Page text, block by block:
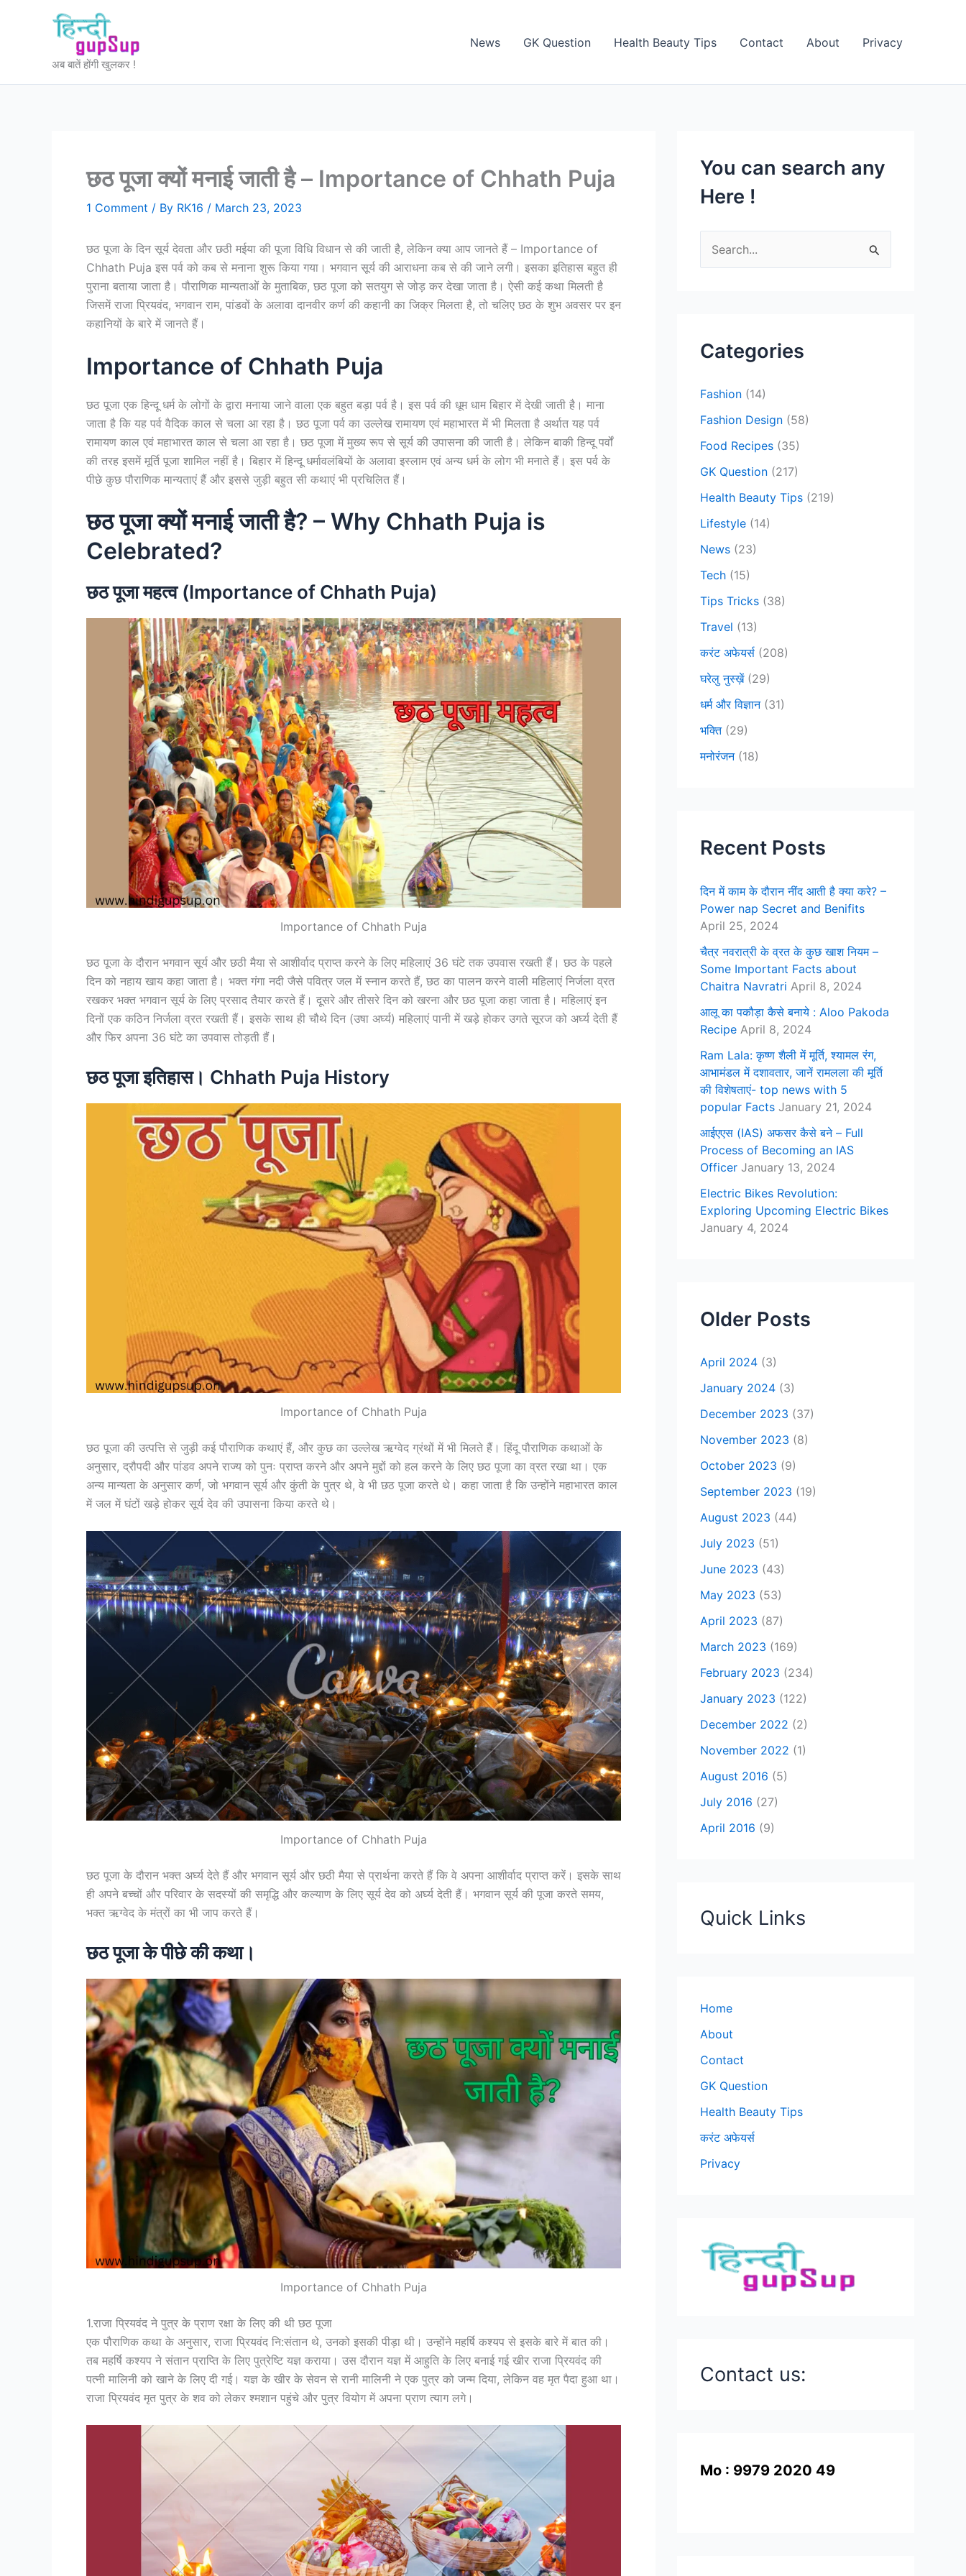
अब बातें होंगी खुलकर !
News GK Question Health Beauty Tips Contact About Privacy
छठ पूजा क्यों मनाई जाती है – Importance of Chhath Puja
1 Comment / By RK16 / March 23, 2023
छठ पूजा के दिन सूर्य देवता और छठी मईया की पूजा विधि विधान से की जाती है, लेकिन क्‍या आप जानते हैं – Importance of
Chhath Puja इस पर्व को कब से मनाना शुरू किया गया। भगवान सूर्य की आराधना कब से की जाने लगी। इसका इतिहास बहुत ही
पुराना बताया जाता है। पौराणिक मान्‍यताओं के मुताबिक, छठ पूजा को सतयुग से जोड़ कर देखा जाता है। ऐसी कई कथा मिलती है
जिसमें राजा प्रियवंद, भगवान राम, पांडवों के अलावा दानवीर कर्ण की कहानी का जिक्र मिलता है, तो चलिए छठ के शुभ अवसर पर इन
कहानियों के बारे में जानते हैं।
Importance of Chhath Puja
छठ पूजा एक हिन्दू धर्म के लोगों के द्वारा मनाया जाने वाला एक बहुत बड़ा पर्व है। इस पर्व की धूम धाम बिहार में देखी जाती है। माना
जाता है कि यह पर्व वैदिक काल से चला आ रहा है। छठ पूजा पर्व का उल्लेख रामायण एवं महाभारत में भी मिलता है अर्थात यह पर्व
रामायण काल एवं महाभारत काल से चला आ रहा है। छठ पूजा में मुख्य रूप से सूर्य की उपासना की जाती है। लेकिन बाकी हिन्दू पर्वों
की तरह इसमें मूर्ति पूजा शामिल नहीं है। बिहार में हिन्दू धर्मावलंबियों के अलावा इस्लाम एवं अन्य धर्म के लोग भी मनाते हैं। इस पर्व के
पीछे कुछ पौराणिक मान्यताएं हैं और इससे जुड़ी बहुत सी कथाएं भी प्रचिलित हैं।
छठ पूजा क्यों मनाई जाती है? – Why Chhath Puja is
Celebrated?
छठ पूजा महत्व (Importance of Chhath Puja)
Importance of Chhath Puja
छठ पूजा के दौरान भगवान सूर्य और छठी मैया से आशीर्वाद प्राप्त करने के लिए महिलाएं 36 घंटे तक उपवास रखती हैं। छठ के पहले
दिन को नहाय खाय कहा जाता है। भक्त गंगा नदी जैसे पवित्र जल में स्नान करते हैं, छठ का पालन करने वाली महिलाएं निर्जला व्रत
रखकर भक्त भगवान सूर्य के लिए प्रसाद तैयार करते हैं। दूसरे और तीसरे दिन को खरना और छठ पूजा कहा जाता है। महिलाएं इन
दिनों एक कठिन निर्जला व्रत रखती हैं। इसके साथ ही चौथे दिन (उषा अर्घ्य) महिलाएं पानी में खड़े होकर उगते सूरज को अर्घ्य देती हैं
और फिर अपना 36 घंटे का उपवास तोड़ती हैं।
छठ पूजा इतिहास। Chhath Puja History
Importance of Chhath Puja
छठ पूजा की उत्पत्ति से जुड़ी कई पौराणिक कथाएं हैं, और कुछ का उल्लेख ऋग्वेद ग्रंथों में भी मिलते हैं। हिंदू पौराणिक कथाओं के
अनुसार, द्रौपदी और पांडव अपने राज्य को पुनः प्राप्त करने और अपने मुद्दों को हल करने के लिए छठ पूजा का व्रत रखा था। एक
अन्य मान्यता के अनुसार कर्ण, जो भगवान सूर्य और कुंती के पुत्र थे, वे भी छठ पूजा करते थे। कहा जाता है कि उन्होंने महाभारत काल
में जल में घंटों खड़े होकर सूर्य देव की उपासना किया करते थे।
Importance of Chhath Puja
छठ पूजा के दौरान भक्त अर्घ्य देते हैं और भगवान सूर्य और छठी मैया से प्रार्थना करते हैं कि वे अपना आशीर्वाद प्राप्त करें। इसके साथ
ही अपने बच्चों और परिवार के सदस्यों की समृद्धि और कल्याण के लिए सूर्य देव को अर्घ्य देती हैं। भगवान सूर्य की पूजा करते समय,
भक्त ऋग्वेद के मंत्रों का भी जाप करते हैं।
छठ पूजा के पीछे की कथा।
Importance of Chhath Puja
1.राजा प्रियवंद ने पुत्र के प्राण रक्षा के लिए की थी छठ पूजा
एक पौराणिक कथा के अनुसार, राजा प्रियवंद नि:संतान थे, उनको इसकी पीड़ा थी। उन्होंने महर्षि कश्यप से इसके बारे में बात की।
तब महर्षि कश्यप ने संतान प्राप्ति के लिए पुत्रेष्टि यज्ञ कराया। उस दौरान यज्ञ में आहुति के लिए बनाई गई खीर राजा प्रियवंद की
पत्नी मालिनी को खाने के लिए दी गई। यज्ञ के खीर के सेवन से रानी मालिनी ने एक पुत्र को जन्म दिया, लेकिन वह मृत पैदा हुआ था।
राजा प्रियवंद मृत पुत्र के शव को लेकर श्मशान पहुंचे और पुत्र वियोग में अपना प्राण त्याग लगे।
You can search any
Here !
e
h
o
r
:
Categories
Fashion (14)
Fashion Design (58)
Food Recipes (35)
GK Question (217)
Health Beauty Tips (219)
Lifestyle (14)
News (23)
Tech (15)
Tips Tricks (38)
Travel (13)
करंट अफेयर्स (208)
घरेलु नुस्ख़ें(29)
धर्म और विज्ञान(31)
भक्ति(29)
मनोरंजन(18)
Recent Posts
दिन में काम के दौरान नींद आती है क्या करे? –
Power nap Secret and Benifits
April 25, 2024
चैत्र नवरात्री के व्रत के कुछ खाश नियम –
Some Important Facts about
Chaitra Navratri April 8, 2024
आलू का पकौड़ा कैसे बनाये : Aloo Pakoda
Recipe April 8, 2024
Ram Lala: कृष्ण शैली में मूर्ति, श्यामल रंग,
आभामंडल में दशावतार, जानें रामलला की मूर्ति
की विशेषताएं- top news with 5
popular Facts January 21, 2024
आईएएस (IAS) अफसर कैसे बने – Full
Process of Becoming an IAS
Officer January 13, 2024
Electric Bikes Revolution:
Exploring Upcoming Electric Bikes
January 4, 2024
Older Posts
April 2024 (3)
January 2024 (3)
December 2023 (37)
November 2023 (8)
October 2023 (9)
September 2023 (19)
August 2023 (44)
July 2023 (51)
June 2023 (43)
May 2023 (53)
April 2023 (87)
March 2023 (169)
February 2023 (234)
January 2023 (122)
December 2022 (2)
November 2022 (1)
August 2016 (5)
July 2016 (27)
April 2016 (9)
Quick Links
Home
About
Contact
GK Question
Health Beauty Tips
करंट अफेयर्स
Privacy
Contact us:
Mo : 9979 2020 49